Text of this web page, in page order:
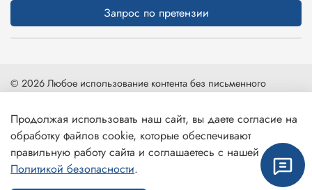
Запрос по претензии
© 2026 Любое использование контента без письменного
Карта сайта| Интернет-магазин создан на inSales
Продолжая использовать наш сайт, вы даете согласие на
обработку файлов cookie, которые обеспечивают
правильную работу сайта и соглашаетесь с нашей
Политикой безопасности.